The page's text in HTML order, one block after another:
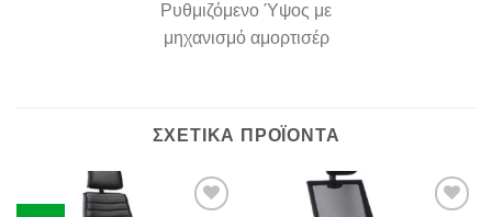
Ρυθμιζόμενο Ύψος με
μηχανισμό αμορτισέρ
ΣΧΕΤΙΚΆ ΠΡΟΪΌΝΤΑ